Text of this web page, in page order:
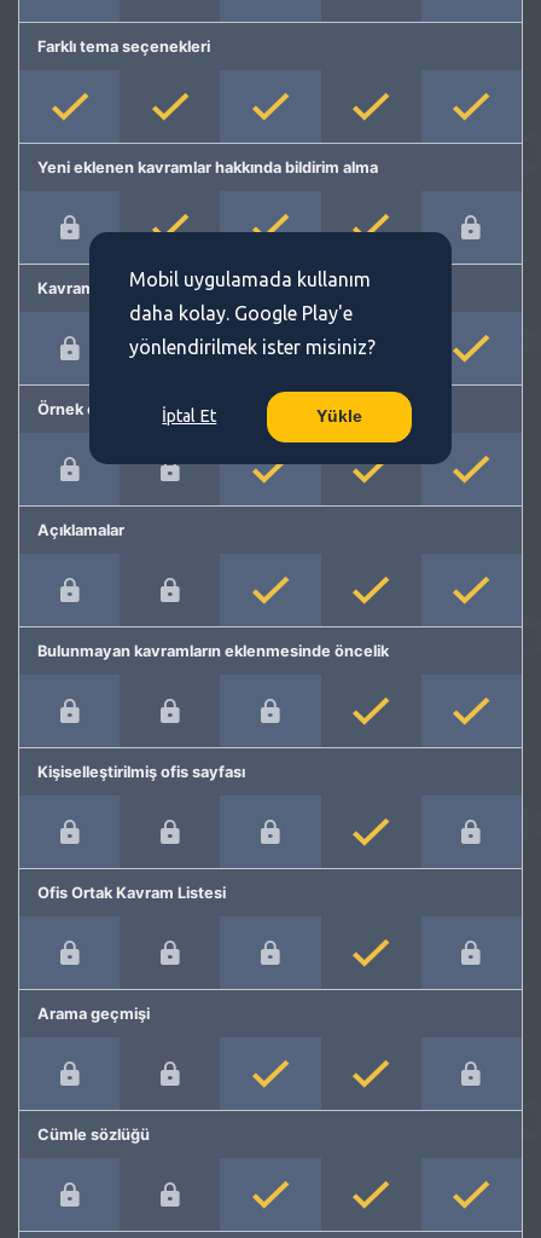
Farklı tema seçenekleri
Yeni eklenen kavramlar hakkında bildirim alma
Kavram önerme
Örnek cümleler
Açıklamalar
Bulunmayan kavramların eklenmesinde öncelik
Kişiselleştirilmiş ofis sayfası
Ofis Ortak Kavram Listesi
Arama geçmişi
Cümle sözlüğü
Mobil uygulamada kullanım
daha kolay. Google Play'e
yönlendirilmek ister misiniz?
İptal Et Yükle